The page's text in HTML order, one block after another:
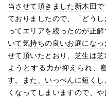
当させて頂きました新木田
ておりましたので、「どう
ってエリアを絞ったのが正
いて気持ちの良いお庭にな
せて頂いたとおり、芝生は
ようとする力が抑えられ、
す。また、いっぺんに短く
くなってしまいますので、